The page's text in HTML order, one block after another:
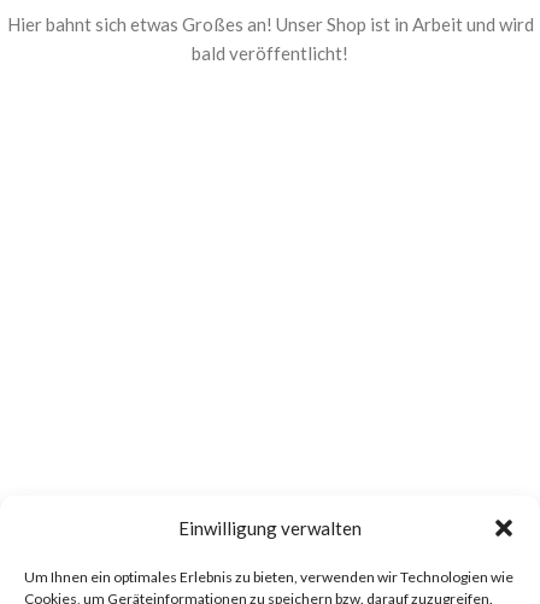
Einwilligung verwalten
Um Ihnen ein optimales Erlebnis zu bieten, verwenden wir Technologien wie
Cookies, um Geräteinformationen zu speichern bzw. darauf zuzugreifen.
Hier bahnt sich etwas Großes an! Unser Shop ist in Arbeit und wird
bald veröffentlicht!